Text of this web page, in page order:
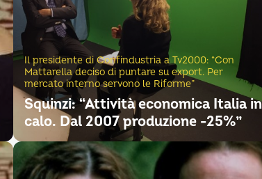
Il presidente di Confindustria a Tv2000: “Con
Mattarella deciso di puntare su export. Per
mercato interno servono le Riforme”
Squinzi: “Attività economica Italia in
calo. Dal 2007 produzione -25%”